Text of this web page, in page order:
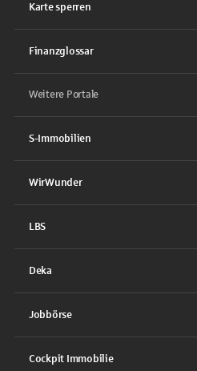
Karte sperren
Finanzglossar
Weitere Portale
S-Immobilien
WirWunder
LBS
Deka
Jobbörse
Cockpit Immobilie